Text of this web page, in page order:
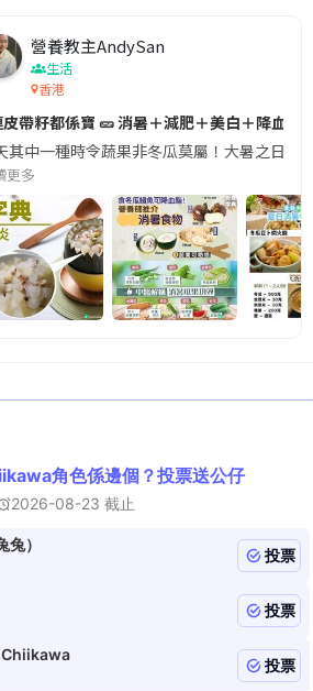
檢查「1標示」🚨
期要特別留意隨身行李中的行動電源。
營養教主AndySan
生活
香港
帶籽都係寶 🥒 消暑＋減肥＋美白＋降血脂
其中一種時令蔬果非冬瓜莫屬！大暑之日
更多